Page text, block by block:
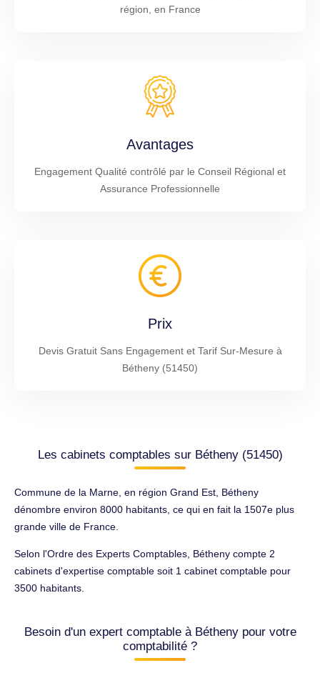
région, en France
Avantages
Engagement Qualité contrôlé par le Conseil Régional et
Assurance Professionnelle
Prix
Devis Gratuit Sans Engagement et Tarif Sur-Mesure à
Bétheny (51450)
Les cabinets comptables sur Bétheny (51450)
Commune de la Marne, en région Grand Est, Bétheny
dénombre environ 8000 habitants, ce qui en fait la 1507e plus
grande ville de France.
Selon l'Ordre des Experts Comptables, Bétheny compte 2
cabinets d'expertise comptable soit 1 cabinet comptable pour
3500 habitants.
Besoin d'un expert comptable à Bétheny pour votre
comptabilité ?